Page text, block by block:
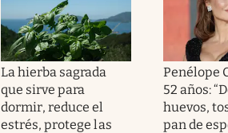
La hierba sagrada
que sirve para
dormir, reduce el
estrés, protege las
Penélope
52 años:
huevos,
pan de